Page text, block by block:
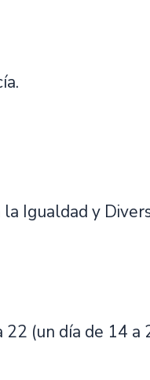
Igualdad y
(un día de 14